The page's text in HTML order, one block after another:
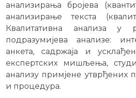
анализирања бројева
анализирање текста
Квалитативна анализа у
подразумијева анализе:
анкета, садржаја и
експертских мишљења,
анализу примјене утврђених
и процедура.